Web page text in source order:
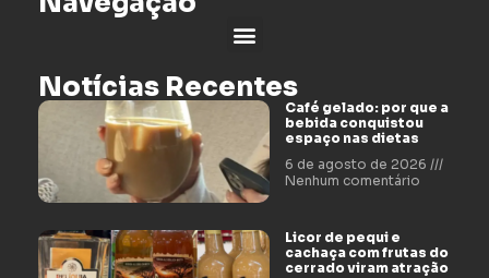
Notícias Recentes
Café gelado: por que a
bebida conquistou
espaço nas dietas
6 de agosto de 2026
Nenhum comentário
Licor de pequi e
cachaça com frutas do
cerrado viram atração